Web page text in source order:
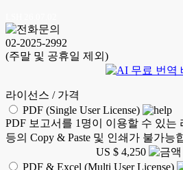
02-2025-2992
(주말 및 공휴일 제외)
라이선스 / 가격
PDF (Single User License)
PDF 보고서를 1명이 이용할 수 있는
등의 Copy & Paste 및 인쇄가 불가능
US $ 4,250
PDF & Excel (Multi User License)